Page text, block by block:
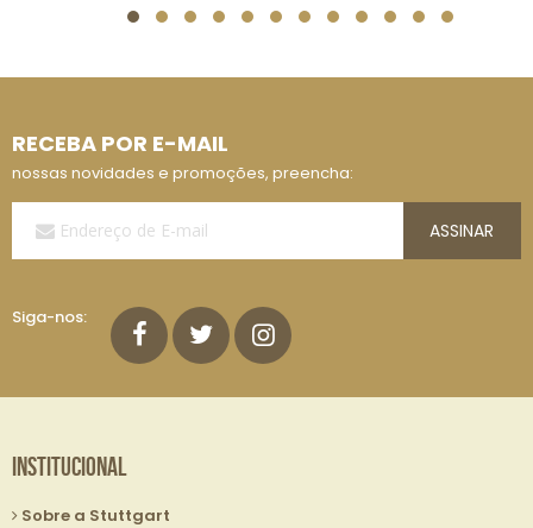
RECEBA POR E-MAIL
nossas novidades e promoções, preencha:
Nossa
E-
ASSINAR
Siga-nos:
Institucional
Sobre a Stuttgart